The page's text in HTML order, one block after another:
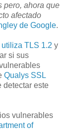
pero, ahora que
afectado
de Google.
TLS 1.2 y
si sus
Qualys SSL
detectar este
vulnerables
of